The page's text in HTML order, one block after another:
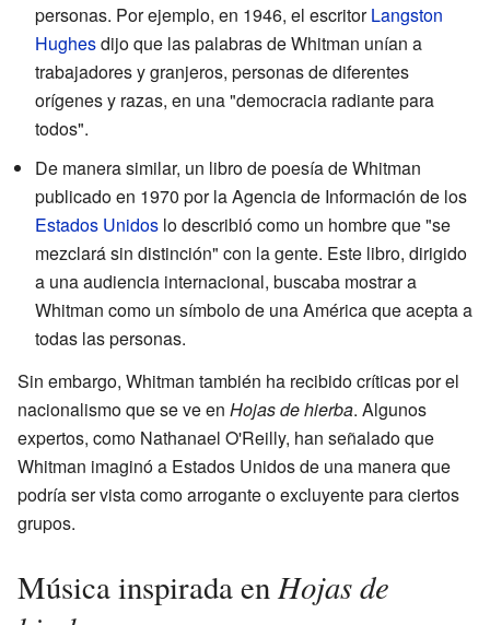
personas. Por ejemplo, en 1946, el escritorLangston
Hughesdijo que las palabras de Whitman unían a
trabajadores y granjeros, personas de diferentes
orígenes y razas, en una "democracia radiante para
todos".
De manera similar, un libro de poesía de Whitman
publicado en 1970 por la Agencia de Información de los
Estados Unidos lo describió como un hombre que "se
mezclará sin distinción" con la gente. Este libro, dirigido
a una audiencia internacional, buscaba mostrar a
Whitman como un símbolo de una América que acepta a
todas las personas.
Sin embargo, Whitman también ha recibido críticas por el
nacionalismo que se ve en Hojas de hierba. Algunos
expertos, como Nathanael O'Reilly, han señalado que
Whitman imaginó a Estados Unidos de una manera que
podría ser vista como arrogante o excluyente para ciertos
grupos.
Música inspirada enHojas de